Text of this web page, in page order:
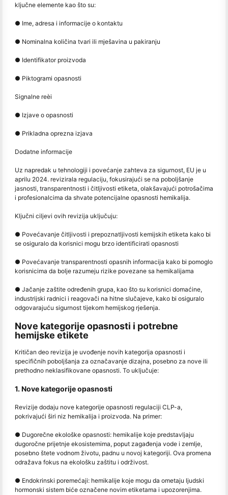
ključne elemente kao što su:
● Ime, adresa i informacije o kontaktu
● Nominalna količina tvari ili mješavina u pakiranju
● Identifikator proizvoda
● Piktogrami opasnosti
Signalne reèi
● Izjave o opasnosti
● Prikladna oprezna izjava
Dodatne informacije
Uz napredak u tehnologiji i povećanje zahteva za sigurnost, EU je u
aprilu 2024. revizirala regulaciju, fokusirajući se na poboljšanje
jasnosti, transparentnosti i čitljivosti etiketa, olakšavajući potrošačima
i profesionalcima da shvate potencijalne opasnosti hemikalija.
Ključni ciljevi ovih revizija uključuju:
● Povećavanje čitljivosti i prepoznatljivosti kemijskih etiketa kako bi
se osiguralo da korisnici mogu brzo identificirati opasnosti
● Povećavanje transparentnosti opasnih informacija kako bi pomoglo
korisnicima da bolje razumeju rizike povezane sa hemikalijama
● Jačanje zaštite određenih grupa, kao što su korisnici domaćine,
industrijski radnici i reagovači na hitne slučajeve, kako bi osiguralo
odgovarajuću sigurnost tijekom hemijskog rješenja.
Nove kategorije opasnosti i potrebne
hemijske etikete
Kritičan deo revizija je uvođenje novih kategorija opasnosti i
specifičnih poboljšanja za označavanje dizajna, posebno za nove ili
prethodno neklasifikovane opasnosti. To uključuje:
1. Nove kategorije opasnosti
Revizije dodaju nove kategorije opasnosti regulaciji CLP-a,
pokrivajući širi niz hemikalija i proizvoda. Na primer:
● Dugorečne ekološke opasnosti: hemikalije koje predstavljaju
dugoročne prijetnje ekosistemima, poput zagađenja vode i zemlje,
posebno štete vodnom životu, padnu u novoj kategoriji. Ova promena
odražava fokus na ekološku zaštitu i održivost.
● Endokrinski poremećaji: hemikalije koje mogu da ometaju ljudski
hormonski sistem biće označene novim etiketama i upozorenjima.